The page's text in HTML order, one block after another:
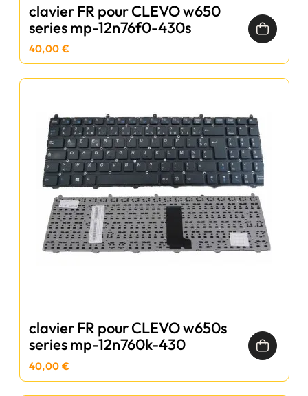
clavier FR pour CLEVO w650
series mp-12n76f0-430s
40,00 €
clavier FR pour CLEVO w650s
series mp-12n760k-430
40,00 €